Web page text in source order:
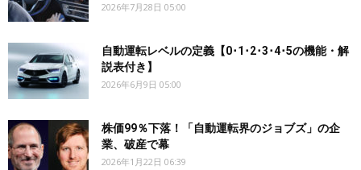
2026年7月28日 05:00
自動運転レベルの定義【0･1･2･3･4･5の機能・解
説表付き】
2026年6月9日 05:00
株価99％下落！「自動運転界のジョブズ」の企
業、破産で幕
2026年1月22日 06:39